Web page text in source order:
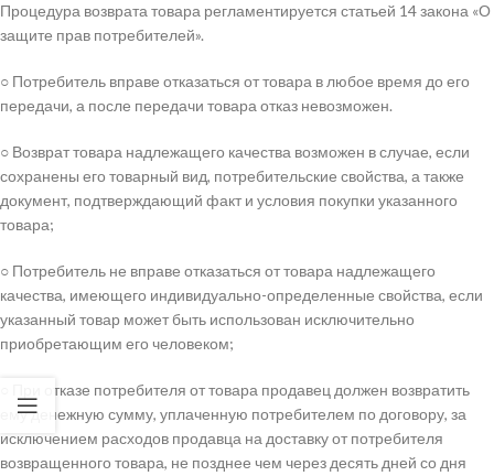
Процедура возврата товара регламентируется статьей 14 закона «О
защите прав потребителей».
○ Потребитель вправе отказаться от товара в любое время до его
передачи, а после передачи товара отказ невозможен.
○ Возврат товара надлежащего качества возможен в случае, если
сохранены его товарный вид, потребительские свойства, а также
документ, подтверждающий факт и условия покупки указанного
товара;
○ Потребитель не вправе отказаться от товара надлежащего
качества, имеющего индивидуально-определенные свойства, если
указанный товар может быть использован исключительно
приобретающим его человеком;
○ При отказе потребителя от товара продавец должен возвратить
ему денежную сумму, уплаченную потребителем по договору, за
исключением расходов продавца на доставку от потребителя
возвращенного товара, не позднее чем через десять дней со дня